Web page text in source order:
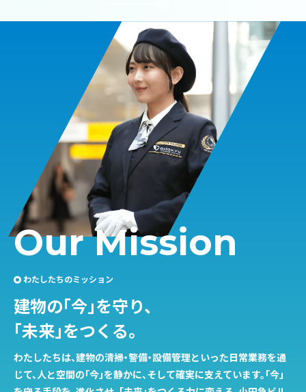
Our Mission
わたしたちのミッション
建物の「今」を守り、
「未来」をつくる。
わたしたちは、建物の清掃・警備・設備管理といった日常業務を通
じて、人と空間の「今」を静かに、そして確実に支えています。「今」